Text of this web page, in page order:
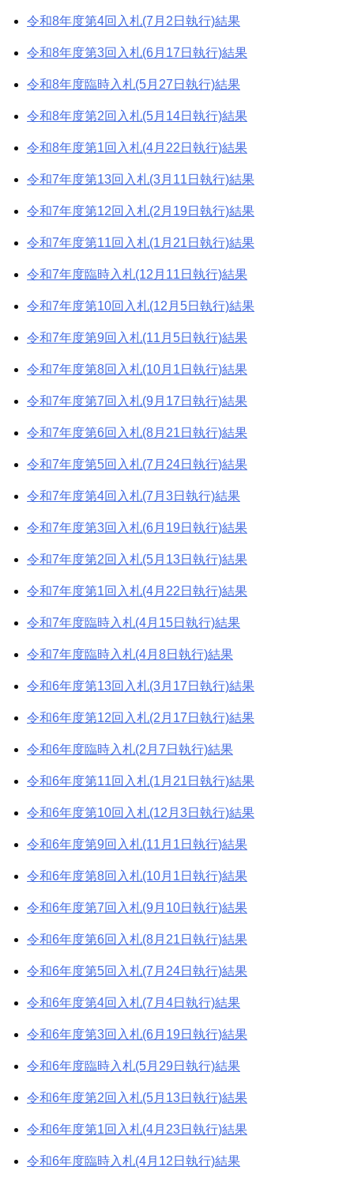
ー
シ
ョ
ン
令和8年度第4回入札(7月2日執行)結果
令和8年度第3回入札(6月17日執行)結果
令和8年度臨時入札(5月27日執行)結果
令和8年度第2回入札(5月14日執行)結果
令和8年度第1回入札(4月22日執行)結果
令和7年度第13回入札(3月11日執行)結果
令和7年度第12回入札(2月19日執行)結果
令和7年度第11回入札(1月21日執行)結果
令和7年度臨時入札(12月11日執行)結果
令和7年度第10回入札(12月5日執行)結果
令和7年度第9回入札(11月5日執行)結果
令和7年度第8回入札(10月1日執行)結果
令和7年度第7回入札(9月17日執行)結果
令和7年度第6回入札(8月21日執行)結果
令和7年度第5回入札(7月24日執行)結果
令和7年度第4回入札(7月3日執行)結果
令和7年度第3回入札(6月19日執行)結果
令和7年度第2回入札(5月13日執行)結果
令和7年度第1回入札(4月22日執行)結果
令和7年度臨時入札(4月15日執行)結果
令和7年度臨時入札(4月8日執行)結果
令和6年度第13回入札(3月17日執行)結果
令和6年度第12回入札(2月17日執行)結果
令和6年度臨時入札(2月7日執行)結果
令和6年度第11回入札(1月21日執行)結果
令和6年度第10回入札(12月3日執行)結果
令和6年度第9回入札(11月1日執行)結果
令和6年度第8回入札(10月1日執行)結果
令和6年度第7回入札(9月10日執行)結果
令和6年度第6回入札(8月21日執行)結果
令和6年度第5回入札(7月24日執行)結果
令和6年度第4回入札(7月4日執行)結果
令和6年度第3回入札(6月19日執行)結果
令和6年度臨時入札(5月29日執行)結果
令和6年度第2回入札(5月13日執行)結果
令和6年度第1回入札(4月23日執行)結果
令和6年度臨時入札(4月12日執行)結果